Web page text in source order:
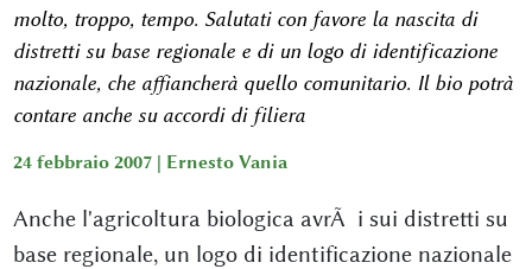
molto, troppo, tempo. Salutati con favore la nascita di
distretti su base regionale e di un logo di identificazione
nazionale, che affiancherà quello comunitario. Il bio potrà
contare anche su accordi di filiera
24 febbraio 2007 | Ernesto Vania
Anche l'agricoltura biologica avrÃ i sui distretti su
base regionale, un logo di identificazione nazionale